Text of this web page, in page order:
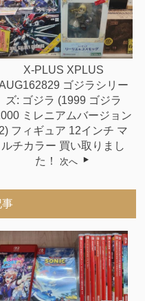
X-PLUS XPLUS
ゴジラシリー
ズ: ゴジラ (1999 ゴジラ
ミレニアムバージョン
2) フィギュア 12インチ マ
ルチカラー 買い取りまし
た！
次へ
事